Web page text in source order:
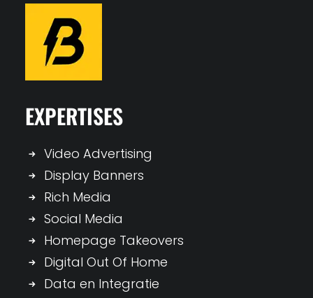
EXPERTISES
Video Advertising
Display Banners
Rich Media
Social Media
Homepage Takeovers
Digital Out Of Home
Data en Integratie